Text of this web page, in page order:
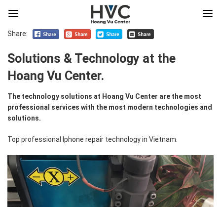
Share:
Solutions & Technology at the
Hoang Vu Center.
The technology solutions at Hoang Vu Center are the most
professional services with the most modern technologies and
solutions.
Top professional Iphone repair technology in Vietnam.